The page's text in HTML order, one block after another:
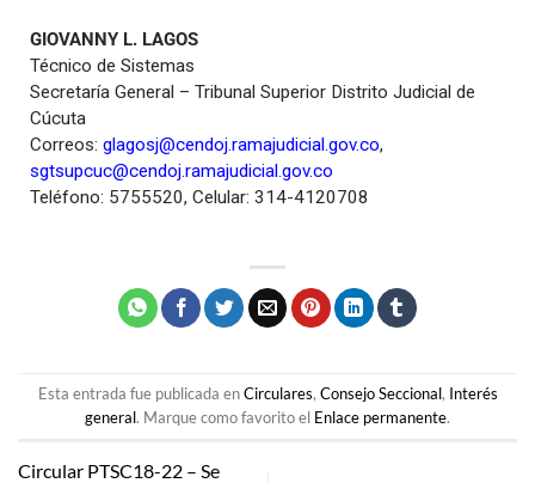
GIOVANNY L. LAGOS
Técnico de Sistemas
Secretaría General – Tribunal Superior Distrito Judicial de
Cúcuta
Correos: glagosj@cendoj.ramajudicial.gov.co,
sgtsupcuc@cendoj.ramajudicial.gov.co
Teléfono: 5755520, Celular: 314-4120708
Esta entrada fue publicada enCirculares, Consejo Seccional, Interés
general. Marque como favorito el Enlace permanente.
Circular PTSC18-22 – Se